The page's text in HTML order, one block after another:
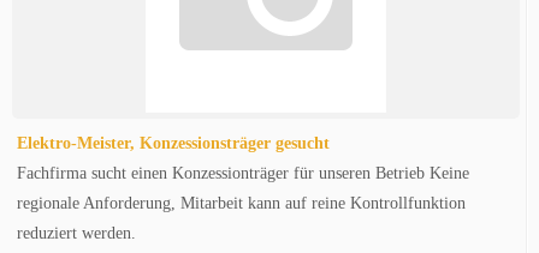
Elektro-Meister, Konzessionsträger gesucht
Fachfirma sucht einen Konzessionträger für unseren Betrieb Keine
regionale Anforderung, Mitarbeit kann auf reine Kontrollfunktion
reduziert werden.